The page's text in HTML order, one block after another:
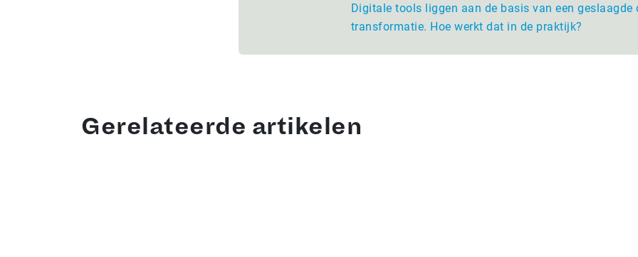
Digitale tools liggen aan de basis van een geslaagde
transformatie. Hoe werkt dat in de praktijk?
Gerelateerde artikelen